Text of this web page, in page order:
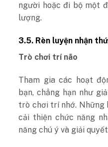
người hoặc đi bộ một
lượng.
3.5. Rèn luyện nhận
Trò chơi trí não
Tham gia các hoạt
bạn, chẳng hạn như
trò chơi trí nhớ. Những
cải thiện chức năng
năng chú ý và giải